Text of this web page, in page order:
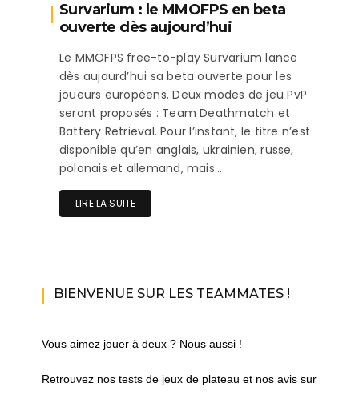
Survarium : le MMOFPS en beta
ouverte dès aujourd’hui
Le MMOFPS free-to-play Survarium lance
dès aujourd’hui sa beta ouverte pour les
joueurs européens. Deux modes de jeu PvP
seront proposés : Team Deathmatch et
Battery Retrieval. Pour l’instant, le titre n’est
disponible qu’en anglais, ukrainien, russe,
polonais et allemand, mais…
LIRE LA SUITE
BIENVENUE SUR LES TEAMMATES !
Vous aimez jouer à deux ? Nous aussi !
Retrouvez nos tests de jeux de plateau et nos avis sur